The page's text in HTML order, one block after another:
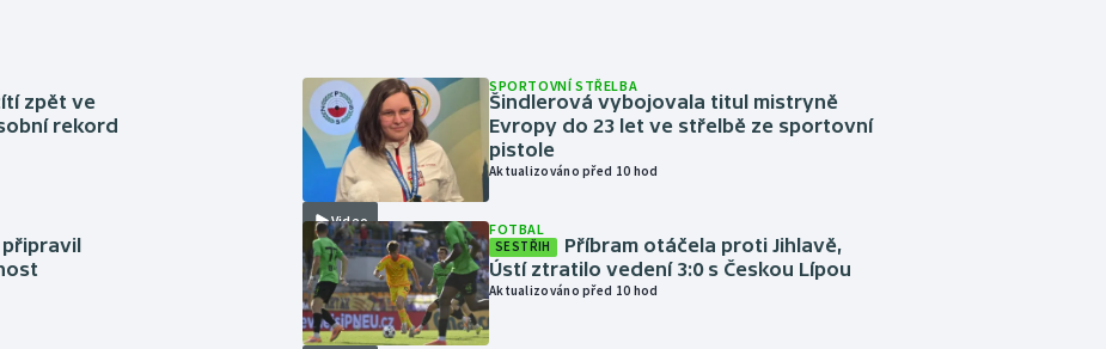
zpět ve
rekord
připravil
Video
SPORTOVNÍ STŘELBA
Šindlerová vybojovala titul mistryně
Evropy do 23 let ve střelbě ze sportovní
pistole
Aktualizováno před 10 hod
FOTBAL
SESTŘIH
Příbram otáčela proti Jihlavě,
Ústí ztratilo vedení 3:0 s Českou Lípou
Aktualizováno před 10 hod